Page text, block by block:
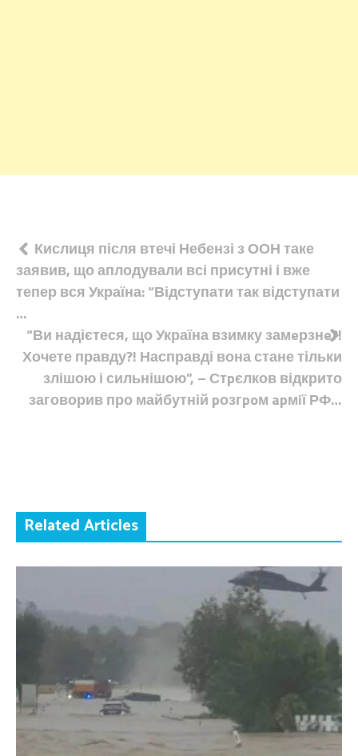
Навігація
записів
Кислиця після втечі Небензі з ООН таке
заявив, що аплодували всі присутні і вже
тепер вся Україна: “Відступати так відступати
…
“Ви надієтеся, що Україна взимку замeрзнe?!
Хочете правду?! Насправді вона стане тільки
злішою і сильнішою”, – Стpєлков відкрито
заговорив про майбутній pозгpoм apмiї РФ…
Related Articles